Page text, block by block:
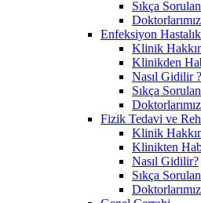
Sıkça
Doktorlarımız
Enfeksiyon
Klinik
Klinikden
Nasıl Gidilir ?
Sıkça
Doktorlarımız
Fizik Tedavi ve
Klinik
Klinikten
Nasıl Gidilir?
Sıkça
Doktorlarımız